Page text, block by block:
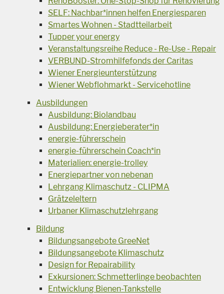
SELF: Nachbar*innen helfen Energiesparen
Smartes Wohnen - Stadtteilarbeit
Tupper your energy
Veranstaltungsreihe Reduce - Re-Use - Repair
VERBUND-Stromhilfefonds der Caritas
Wiener Energieunterstützung
Wiener Webflohmarkt - Servicehotline
Ausbildungen
Ausbildung: Biolandbau
Ausbildung: Energieberater*in
energie-führerschein
energie-führerschein Coach*in
Materialien: energie-trolley
Energiepartner von nebenan
Lehrgang Klimaschutz - CLIPMA
Grätzeleltern
Urbaner Klimaschutzlehrgang
Bildung
Bildungsangebote GreeNet
Bildungsangebote Klimaschutz
Design for Repairability
Exkursionen: Schmetterlinge beobachten
Entwicklung Bienen-Tankstelle